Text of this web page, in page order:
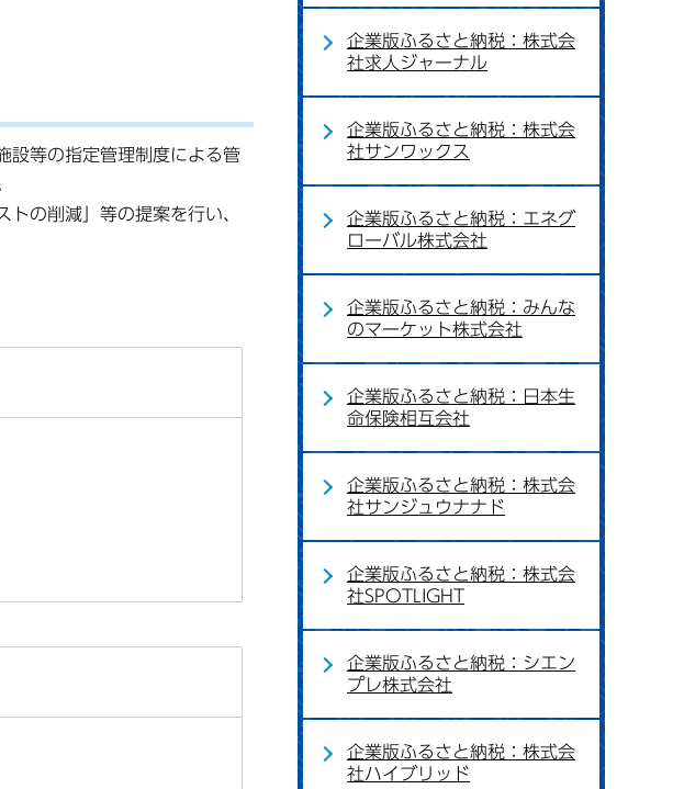
設等の指定管理制度による管
の削減」等の提案を行い、
企業版ふるさと納税：株式会
社求人ジャーナル
企業版ふるさと納税：株式会
社サンワックス
企業版ふるさと納税：エネグ
ローバル株式会社
企業版ふるさと納税：みんな
のマーケット株式会社
企業版ふるさと納税：日本生
命保険相互会社
企業版ふるさと納税：株式会
社サンジュウナナド
企業版ふるさと納税：株式会
社SPOTLIGHT
企業版ふるさと納税：シエン
プレ株式会社
企業版ふるさと納税：株式会
社ハイブリッド